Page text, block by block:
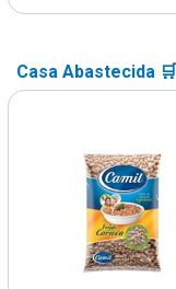
Casa Abastecida 🛒